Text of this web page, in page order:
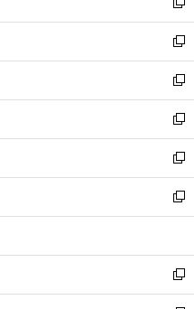
開
く
ド
ウ
で
開
く
ィ
ン
ド
ウ
で
開
く
い
ウ
ィ
ン
ド
ウ
で
開
く
新
し
い
ウ
ィ
ン
ド
ウ
で
開
く
新
し
い
ウ
ィ
ン
ド
ウ
で
開
新
し
い
ウ
ィ
ン
ド
ウ
開
く
新
し
い
ウ
ィ
ン
ウ
で
開
新
し
い
ウ
ン
ド
ウ
新
し
ウ
ィ
ン
新
し